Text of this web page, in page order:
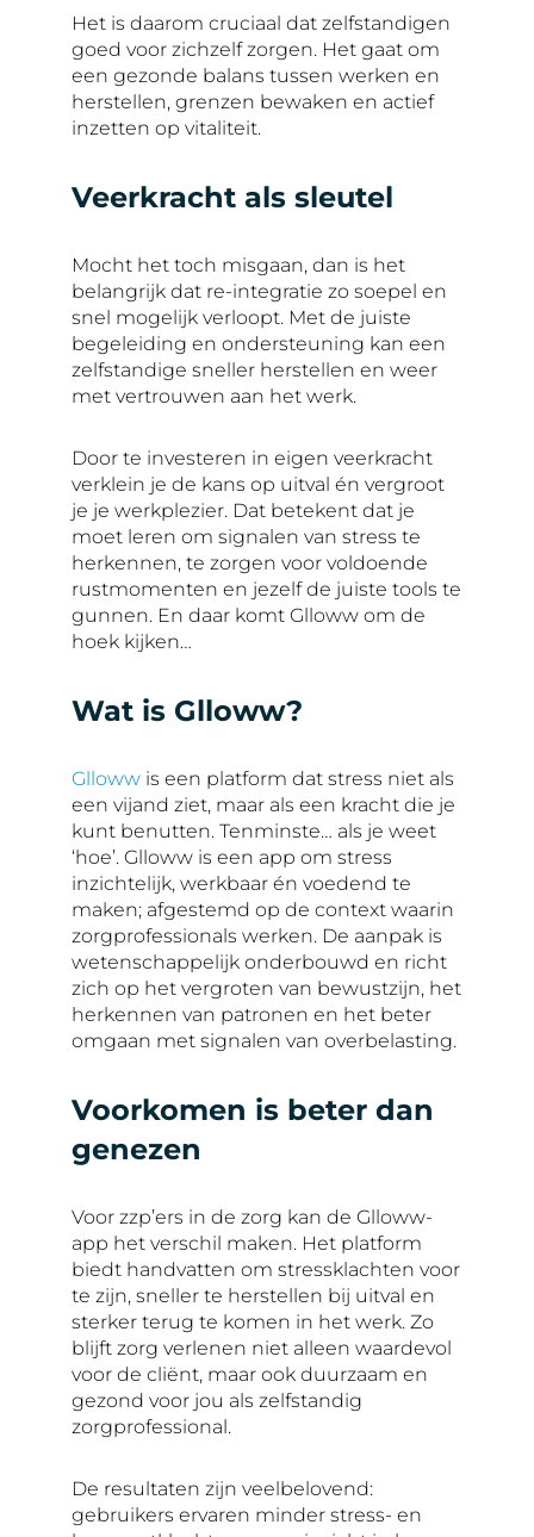
Het is daarom cruciaal dat zelfstandigen
goed voor zichzelf zorgen. Het gaat om
een gezonde balans tussen werken en
herstellen, grenzen bewaken en actief
inzetten op vitaliteit.
Veerkracht als sleutel
Mocht het toch misgaan, dan is het
belangrijk dat re-integratie zo soepel en
snel mogelijk verloopt. Met de juiste
begeleiding en ondersteuning kan een
zelfstandige sneller herstellen en weer
met vertrouwen aan het werk.
Door te investeren in eigen veerkracht
verklein je de kans op uitval én vergroot
je je werkplezier. Dat betekent dat je
moet leren om signalen van stress te
herkennen, te zorgen voor voldoende
rustmomenten en jezelf de juiste tools te
gunnen. En daar komt Glloww om de
hoek kijken…
Wat is Glloww?
Glloww is een platform dat stress niet als
een vijand ziet, maar als een kracht die je
kunt benutten. Tenminste… als je weet
‘hoe’. Glloww is een app om stress
inzichtelijk, werkbaar én voedend te
maken; afgestemd op de context waarin
zorgprofessionals werken. De aanpak is
wetenschappelijk onderbouwd en richt
zich op het vergroten van bewustzijn, het
herkennen van patronen en het beter
omgaan met signalen van overbelasting.
Voorkomen is beter dan
genezen
Voor zzp’ers in de zorg kan de Glloww-
app het verschil maken. Het platform
biedt handvatten om stressklachten voor
te zijn, sneller te herstellen bij uitval en
sterker terug te komen in het werk. Zo
blijft zorg verlenen niet alleen waardevol
voor de cliënt, maar ook duurzaam en
gezond voor jou als zelfstandig
zorgprofessional.
De resultaten zijn veelbelovend:
gebruikers ervaren minder stress- en